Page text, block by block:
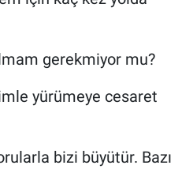
gerekmiyor mu?
yürümeye cesaret
bizi büyütür. Bazı